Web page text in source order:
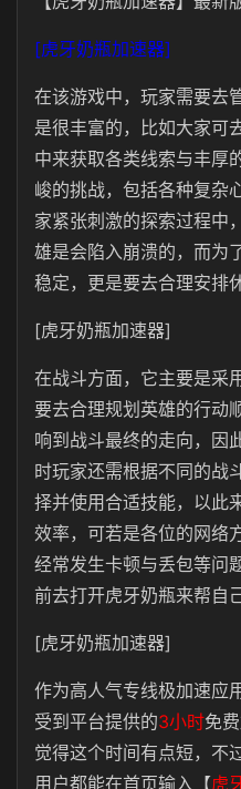
[虎牙奶瓶加速器]
在该游戏中，玩家需要去
是很丰富的，比如大家可
中来获取各类线索与丰厚
峻的挑战，包括各种复杂
家紧张刺激的探索过程中
雄是会陷入崩溃的，而为
稳定，更是要去合理安排
[虎牙奶瓶加速器]
在战斗方面，它主要是采
要去合理规划英雄的行动
响到战斗最终的走向，因
时玩家还需根据不同的战
择并使用合适技能，以此
效率，可若是各位的网络
经常发生卡顿与丢包等问
前去打开虎牙奶瓶来帮自己
[虎牙奶瓶加速器]
作为高人气专线极加速应
受到平台提供的3小时免
觉得这个时间有点短，不
用户都能在首页输入【虎